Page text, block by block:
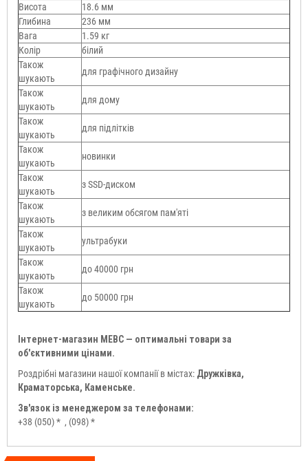
Висота
18.6 мм
Глибина
236 мм
Вага
1.59 кг
Колір
білий
Також
шукають
для графічного дизайну
Також
шукають
для дому
Також
шукають
для підлітків
Також
шукають
новинки
Також
шукають
з SSD-диском
Також
шукають
з великим обсягом пам'яті
Також
шукають
ультрабуки
Також
шукають
до 40000 грн
Також
шукають
до 50000 грн
Інтернет-магазин МЕВС — оптимальні товари за
об'єктивними цінами.
Роздрібні магазини нашої компанії в містах: Дружківка,
Краматорська, Каменське.
Зв'язок із менеджером за телефонами:
+38 (050) * , (098) *